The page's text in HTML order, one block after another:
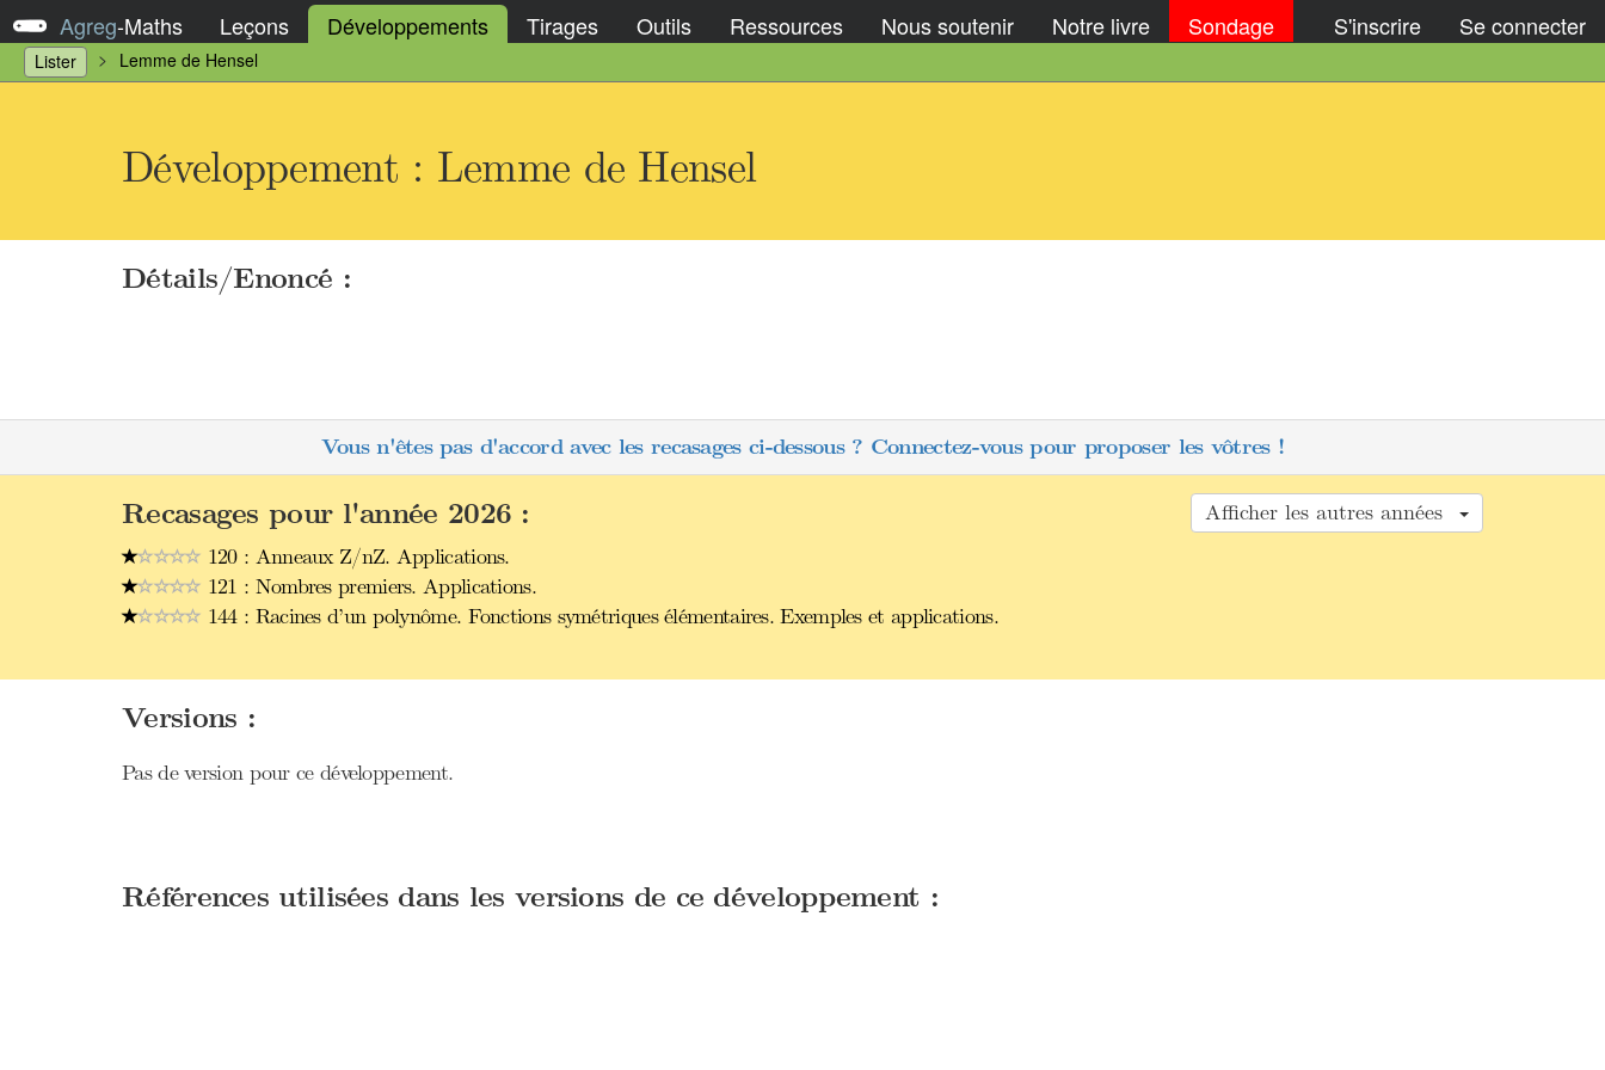
Agreg-Maths Leçons Développements Tirages Outils Ressources Nous soutenir Notre livre Sondage S'inscrire Se connecter
Lister Lemme de Hensel
Développement : Lemme de Hensel
Détails/Enoncé :
Vous n'êtes pas d'accord avec les recasages ci-dessous ? Connectez-vous pour proposer les vôtres !
Afficher les autres années
Recasages pour l'année 2026 :
120 : Anneaux Z/nZ. Applications.
121 : Nombres premiers. Applications.
144 : Racines d’un polynôme. Fonctions symétriques élémentaires. Exemples et applications.
Versions :
Pas de version pour ce développement.
Références utilisées dans les versions de ce développement :